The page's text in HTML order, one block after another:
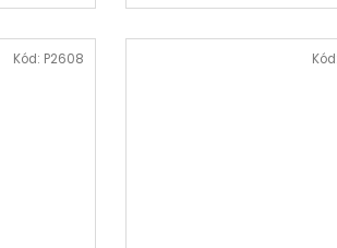
Kód: P2608 Kód: